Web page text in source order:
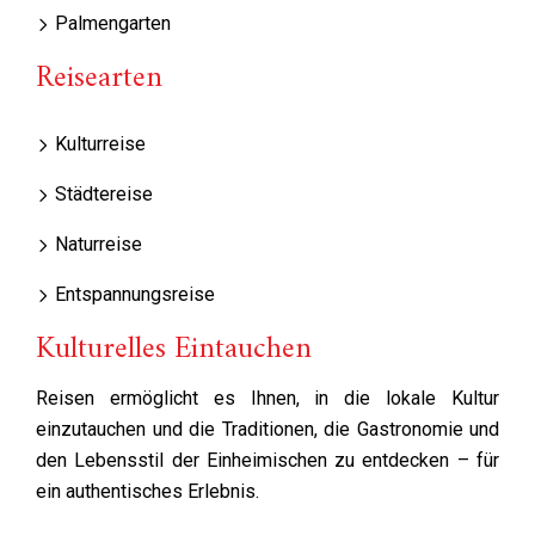
Palmengarten
Reisearten
Kulturreise
Städtereise
Naturreise
Entspannungsreise
Kulturelles Eintauchen
Reisen ermöglicht es Ihnen, in die lokale Kultur
einzutauchen und die Traditionen, die Gastronomie und
den Lebensstil der Einheimischen zu entdecken – für
ein authentisches Erlebnis.